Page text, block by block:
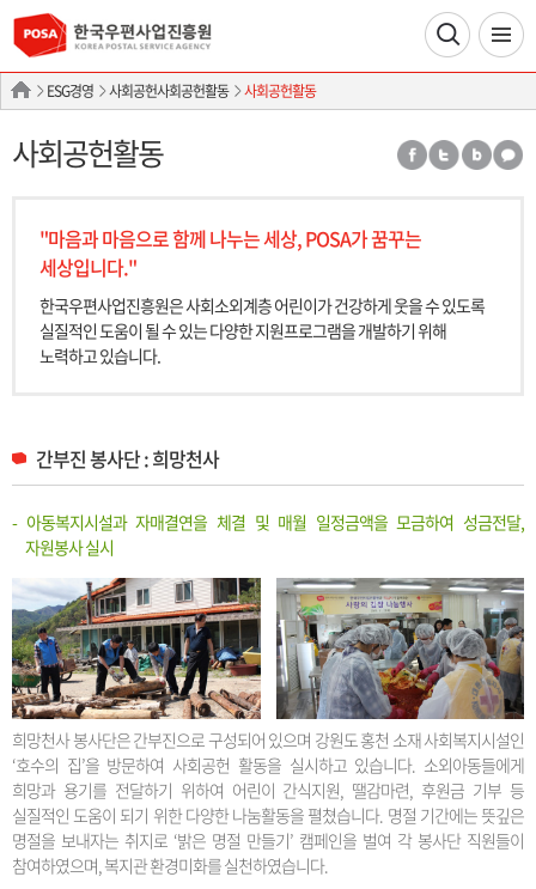
ESG경영 사회공헌사회공헌활동 사회공헌활동
사회공헌활동
"마음과 마음으로 함께 나누는 세상, POSA가 꿈꾸는
세상입니다."
한국우편사업진흥원은 사회소외계층 어린이가 건강하게 웃을 수 있도록
실질적인도움이 될 수 있는 다양한 지원프로그램을 개발하기 위해
노력하고 있습니다.
간부진 봉사단 : 희망천사
- 아동복지시설과 자매결연을 체결 및 매월 일정금액을 모금하여 성금전달,
자원봉사 실시
희망천사 봉사단은 간부진으로 구성되어 있으며 강원도 홍천 소재 사회복지시설인
‘호수의 집’을 방문하여 사회공헌 활동을 실시하고 있습니다. 소외아동들에게
희망과 용기를 전달하기 위하여 어린이 간식지원, 땔감마련, 후원금 기부 등
실질적인 도움이 되기 위한 다양한 나눔활동을 펼쳤습니다. 명절 기간에는 뜻깊은
명절을 보내자는 취지로 ‘밝은 명절 만들기’ 캠페인을 벌여 각 봉사단 직원들이
참여하였으며, 복지관 환경미화를 실천하였습니다.